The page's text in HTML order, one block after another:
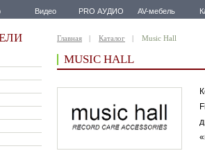
Видео PRO АУДИО AV-мебель
Главная Каталог Music Hall
MUSIC HALL